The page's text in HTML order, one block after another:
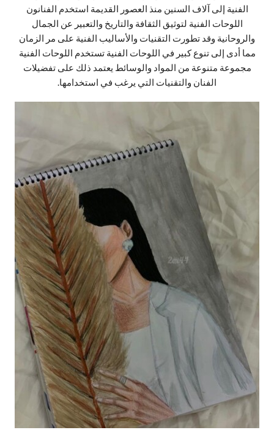
الفنية إلى آلاف السنين منذ العصور القديمة استخدم الفنانون
اللوحات الفنية لتوثيق الثقافة والتاريخ والتعبير عن الجمال
والروحانية وقد تطورت التقنيات والأساليب الفنية على مر الزمان
مما أدى إلى تنوع كبير في اللوحات الفنية تستخدم اللوحات الفنية
مجموعة متنوعة من المواد والوسائط يعتمد ذلك على تفضيلات
الفنان والتقنيات التي يرغب في استخدامها.